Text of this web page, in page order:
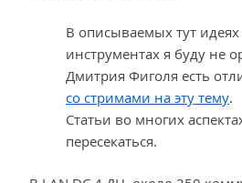
В описываемых тут
инструментах я буду не
Дмитрия Фиголя есть
со стримами на эту тему.
Статьи во многих
пересекаться.